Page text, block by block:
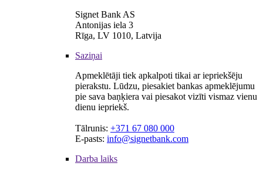
Signet Bank AS
Antonijas iela 3
Rīga, LV 1010, Latvija
Saziņai
Apmeklētāji tiek apkalpoti tikai ar iepriekšēju
pierakstu. Lūdzu, piesakiet bankas apmeklējumu
pie sava baņķiera vai piesakot vizīti vismaz vienu
dienu iepriekš.
Tālrunis: +371 67 080 000
E-pasts: info@signetbank.com
Darba laiks